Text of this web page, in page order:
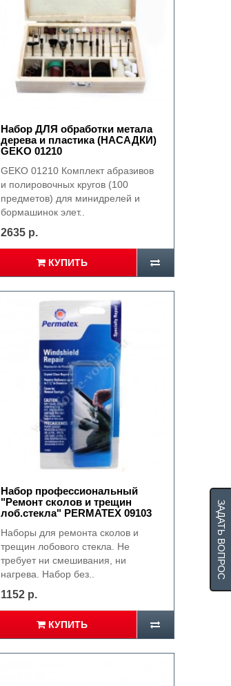
Набор ДЛЯ обработки метала
дерева и пластика (НАСАДКИ)
GEKO 01210
GEKO 01210 Комплект абразивов
и полировочных кругов (100
предметов) для минидрелей и
бормашинок элет..
2635 р.
КУПИТЬ
Набор профессиональный
"Ремонт сколов и трещин
лоб.стекла" PERMATEX 09103
Наборы для ремонта сколов и
трещин лобового стекла. Не
требует ни смешивания, ни
нагрева. Набор без..
1152 р.
КУПИТЬ
ЗАДАТЬ ВОПРОС